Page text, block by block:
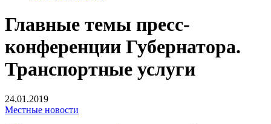
Главные темы пресс-
конференции Губернатора.
Транспортные услуги
24.01.2019
Местные новости